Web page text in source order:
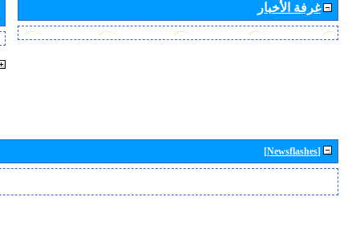
غرفة الأخبار
[Newsflashes]